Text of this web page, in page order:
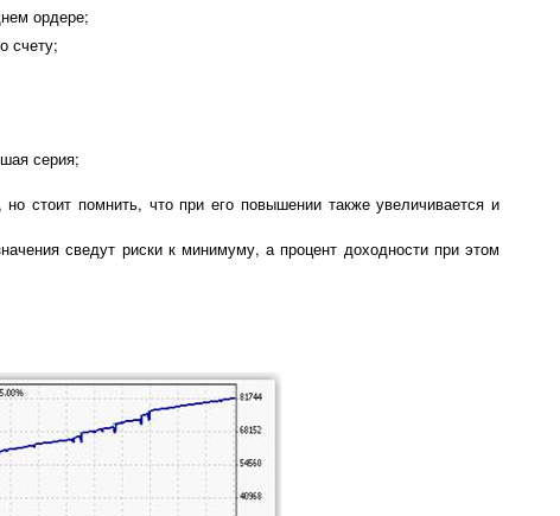
ордере;
счету;
серия;
стоит помнить, что при его повышении также увеличивается и
сведут риски к минимуму, а процент доходности при этом